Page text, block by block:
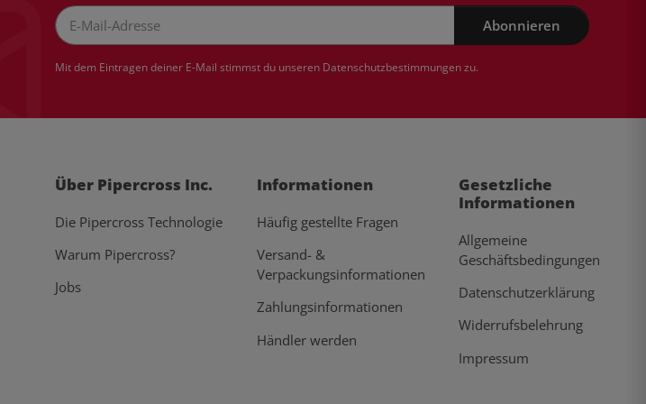
Abonnieren
Mit dem Eintragen deiner E-Mail stimmst du unseren Datenschutzbestimmungenzu.
Über Pipercross Inc.
Die Pipercross Technologie
Warum Pipercross?
Jobs
Informationen
Häufig gestellte Fragen
Versand- &
Verpackungsinformationen
Zahlungsinformationen
Händler werden
Gesetzliche
Informationen
Allgemeine
Geschäftsbedingungen
Datenschutzerklärung
Widerrufsbelehrung
Impressum